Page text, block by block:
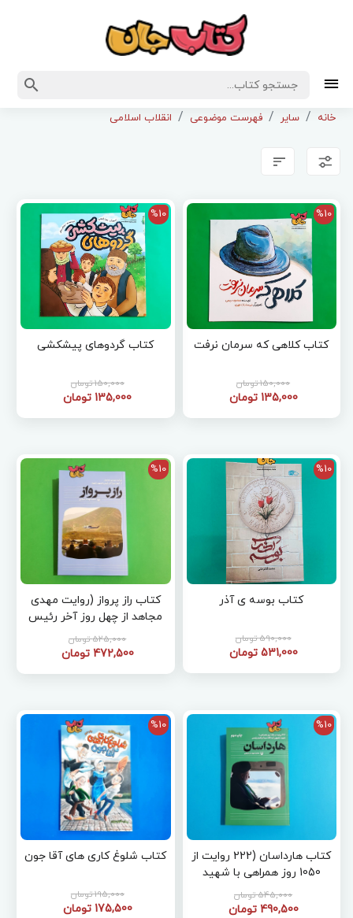
خانه سایر فهرست موضوعی انقلاب اسلامی
%10
کتاب کلاهی که سرمان نرفت
150,000 تومان
135,000 تومان
%10
کتاب گردوهای پیشکشی
150,000 تومان
135,000 تومان
%10
کتاب بوسه ی آذر
590,000 تومان
531,000 تومان
%10
کتاب راز پرواز (روایت مهدی
مجاهد از چهل روز آخر رئیس
جمهور شهید )
525,000 تومان
472,500 تومان
%10
کتاب هارداسان (222 روایت از
1050 روز همراهی با شهید
جمهور آیت الله سید ابراهیم
رئیسی)
545,000 تومان
490,500 تومان
%10
کتاب شلوغ کاری های آقا جون
195,000 تومان
175,500 تومان